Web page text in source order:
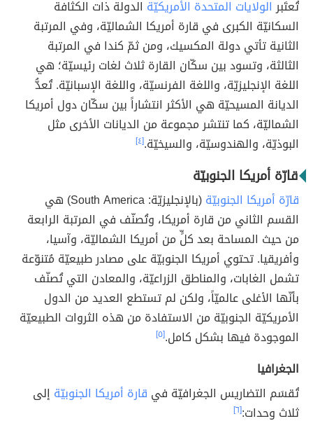
تُعتَبرالولايات المتحدة الأمريكيّة الدولة ذات الكثافة
السكانيّة الكبرى في قارة أمريكا الشماليّة، وفي المرتبة
الثانية تأتي دولة المكسيك، ومن ثمّ كندا في المرتبة
الثالثة، وتسود بين سكّان القارة ثلاث لغات رئيسيّة؛ هي
اللغة الإنجليزيّة، واللغة الفرنسيّة، واللغة الإسبانيّة. تُعدُّ
الديانة المسيحيّة هي الأكثر انتشاراً بين سكّان دول أمريكا
الشماليّة، كما تنتشر مجموعة من الديانات الأخرى مثل
البوذيّة، والهندوسيّة، والسيخيّة.[٤]
قارّة أمريكا الجنوبيّة
قارّة أمريكا الجنوبيّة
(بالإنجليزيّة: South America) هي
القسم الثاني من قارة أمريكا، وتُصنّف في المرتبة الرابعة
من حيث المساحة بعد كلٍّ من أمريكا الشماليّة، وآسيا،
وأفريقيا. تحتوي أمريكا الجنوبيّة على مصادر طبيعيّة مُتنوّعة
تشمل الغابات، والمناطق الزراعيّة، والمعادن التي تُصنّف
بأنّها الأغلى عالميّاً، ولكن لم تستطع العديد من الدول
الأمريكيّة الجنوبيّة من الاستفادة من هذه الثروات الطبيعيّة
الموجودة فيها بشكل كامل.[٥]
الجغرافيا
تُقسَم التضاريس الجغرافيّة في قارة أمريكا الجنوبيّة إلى
ثلاث وحدات:[٦]